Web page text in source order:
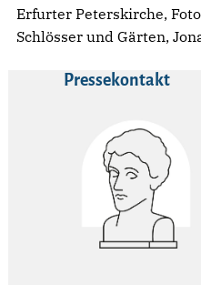
Erfurter Peterskirche,
Schlösser und Gärten,
Pressekontakt